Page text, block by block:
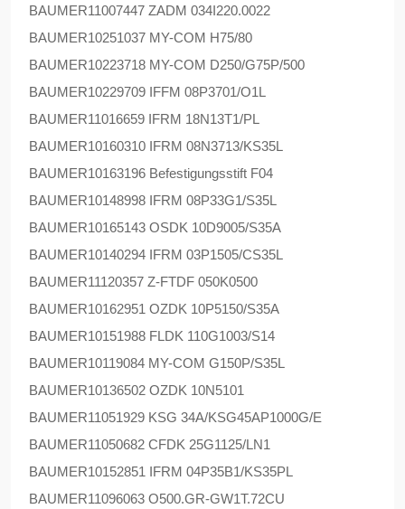
BAUMER11007447 ZADM 034I220.0022
BAUMER10251037 MY-COM H75/80
BAUMER10223718 MY-COM D250/G75P/500
BAUMER10229709 IFFM 08P3701/O1L
BAUMER11016659 IFRM 18N13T1/PL
BAUMER10160310 IFRM 08N3713/KS35L
BAUMER10163196 Befestigungsstift F04
BAUMER10148998 IFRM 08P33G1/S35L
BAUMER10165143 OSDK 10D9005/S35A
BAUMER10140294 IFRM 03P1505/CS35L
BAUMER11120357 Z-FTDF 050K0500
BAUMER10162951 OZDK 10P5150/S35A
BAUMER10151988 FLDK 110G1003/S14
BAUMER10119084 MY-COM G150P/S35L
BAUMER10136502 OZDK 10N5101
BAUMER11051929 KSG 34A/KSG45AP1000G/E
BAUMER11050682 CFDK 25G1125/LN1
BAUMER10152851 IFRM 04P35B1/KS35PL
BAUMER11096063 O500.GR-GW1T.72CU